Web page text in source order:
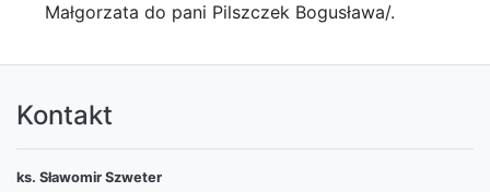
Małgorzata do pani Pilszczek Bogusława/.
Kontakt
ks. Sławomir Szweter